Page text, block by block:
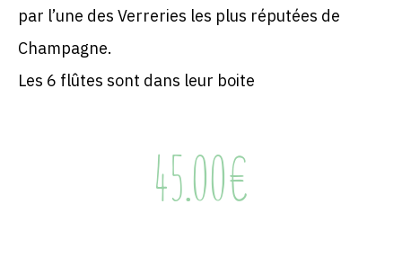
par l’une des Verreries les plus réputées de
Champagne.
Les 6 flûtes sont dans leur boite
45.00€